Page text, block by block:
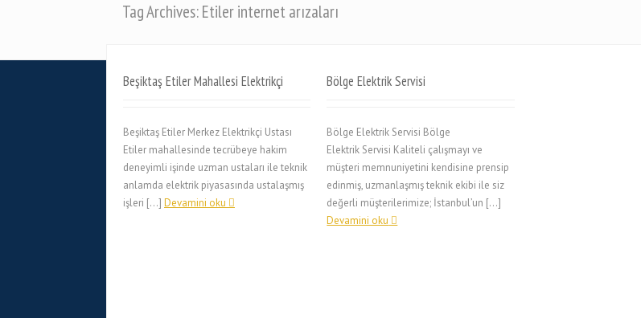
Tag Archives: Etiler internet arızaları
Beşiktaş Etiler Mahallesi Elektrikçi
Beşiktaş Etiler Merkez Elektrikçi Ustası
Etiler mahallesinde tecrübeye hakim
deneyimli işinde uzman ustaları ile teknik
anlamda elektrik piyasasında ustalaşmış
işleri […] Devamini oku
Bölge Elektrik Servisi
Bölge Elektrik Servisi Bölge
Elektrik Servisi Kaliteli çalışmayı ve
müşteri memnuniyetini kendisine prensip
edinmiş, uzmanlaşmış teknik ekibi ile siz
değerli müşterilerimize; İstanbul’un […]
Devamini oku